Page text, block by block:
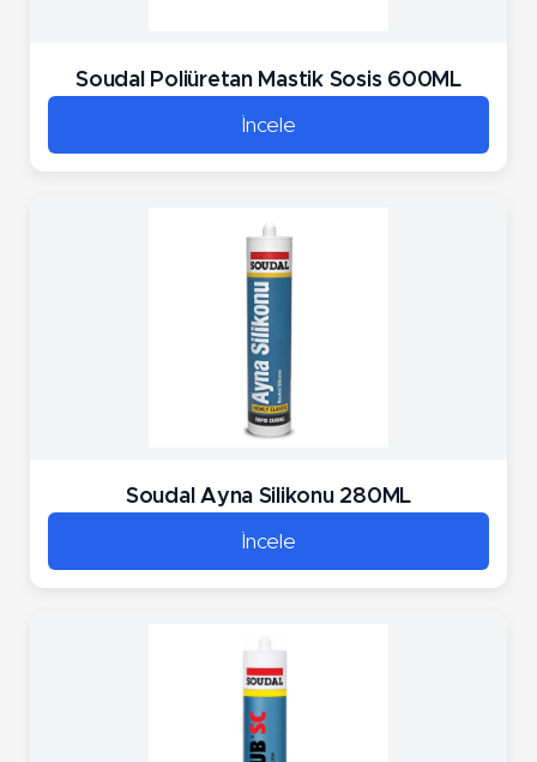
Soudal Poliüretan Mastik Sosis 600ML
İncele
Soudal Ayna Silikonu 280ML
İncele